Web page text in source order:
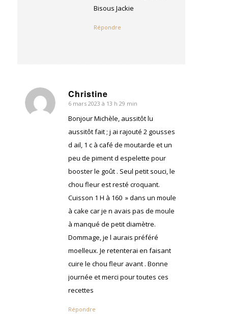
Bisous Jackie
Répondre
Christine
dit
:
6 mars 2023 à 13 h 29 min
Bonjour Michèle, aussitôt lu
aussitôt fait ; j ai rajouté 2 gousses
d ail, 1 c à café de moutarde et un
peu de piment d espelette pour
booster le goût . Seul petit souci, le
chou fleur est resté croquant.
Cuisson 1 H à 160 » dans un moule
à cake car je n avais pas de moule
à manqué de petit diamètre.
Dommage, je l aurais préféré
moelleux. Je retenterai en faisant
cuire le chou fleur avant . Bonne
journée et merci pour toutes ces
recettes
Répondre